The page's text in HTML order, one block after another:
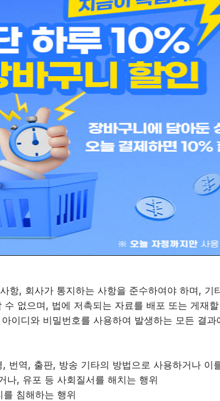
화면에 게시하거나 전자메일 등을 통하여 회원
표시된 요금을 지불하여야 이용할 수 있습니다.
에서 지정하는 위치에 광고 등을 게재할 수 있
타 홈페이지 배너 광고 방해 행위 등을 할 수 없
경우 해당 사이트의 개인정보보호정책은 회사와
는 경우 사전 통지나 동의 없이 이를 보완 또는
는 일부를 수정하거나 중단 할 수 있으며, 이
유지 보수하여야 하며, 안정적으로 서비스를
하여야 하며, 즉시 처리가 곤란한 경우 그 사유
, 회사가 통지하는 사항을 준수하여야 하며,
없으며, 법에 저촉되는 자료를 배포 또는 게재
이디와 비밀번호를 사용하여 발생하는 모든 결
역, 출판, 방송 기타의 방법으로 사용하거나 이
, 유포 등 사회질서를 해치는 행위
침해하는 행위